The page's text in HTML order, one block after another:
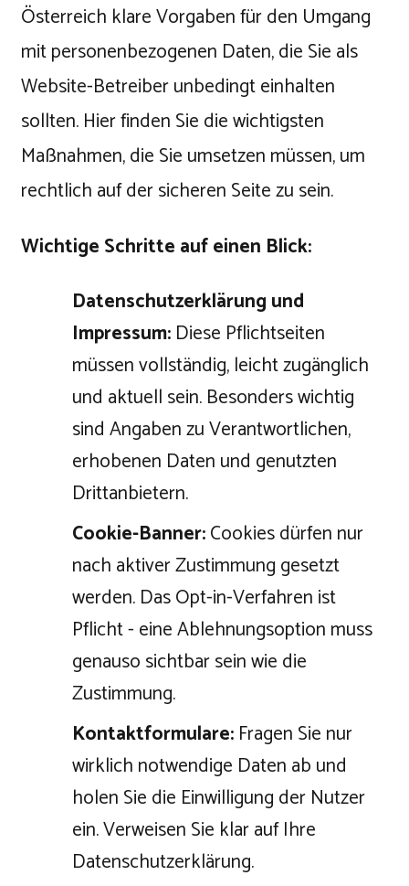
Österreich klare Vorgaben für den Umgang
mit personenbezogenen Daten, die Sie als
Website-Betreiber unbedingt einhalten
sollten. Hier finden Sie die wichtigsten
Maßnahmen, die Sie umsetzen müssen, um
rechtlich auf der sicheren Seite zu sein.
Wichtige Schritte auf einen Blick:
Datenschutzerklärung und
Impressum:Diese Pflichtseiten
müssen vollständig, leicht zugänglich
und aktuell sein. Besonders wichtig
sind Angaben zu Verantwortlichen,
erhobenen Daten und genutzten
Drittanbietern.
Cookie-Banner:Cookies dürfen nur
nach aktiver Zustimmung gesetzt
werden. Das Opt-in-Verfahren ist
Pflicht - eine Ablehnungsoption muss
genauso sichtbar sein wie die
Zustimmung.
Kontaktformulare:Fragen Sie nur
wirklich notwendige Daten ab und
holen Sie die Einwilligung der Nutzer
ein. Verweisen Sie klar auf Ihre
Datenschutzerklärung.